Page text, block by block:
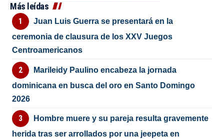
Más leídas
Juan Luis Guerra se presentará en la
ceremonia de clausura de los XXV Juegos
Centroamericanos
Marileidy Paulino encabeza la jornada
dominicana en busca del oro en Santo Domingo
2026
Hombre muere y su pareja resulta gravemente
herida tras ser arrollados por una jeepeta en